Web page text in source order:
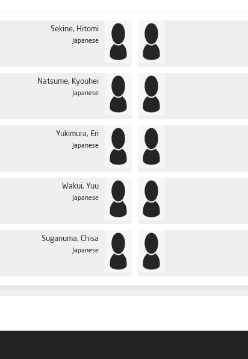
Sekine, Hitomi
Japanese
Natsume, Kyouhei
Japanese
Yukimura, Eri
Japanese
Wakui, Yuu
Japanese
Suganuma, Chisa
Japanese